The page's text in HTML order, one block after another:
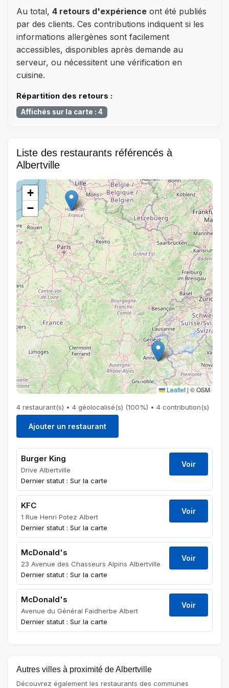
Au total, 4 retours d'expérience ont été publiés
par des clients. Ces contributions indiquent si les
informations allergènes sont facilement
accessibles, disponibles après demande au
serveur, ou nécessitent une vérification en
cuisine.
Répartition des retours :
Affichés sur la carte : 4
Liste des restaurants référencés à
Albertville
+
−
Leaflet | © OSM
4 restaurant(s) • 4 géolocalisé(s) (100%) • 4 contribution(s)
Ajouter un restaurant
Burger King
Drive Albertville
Dernier statut : Sur la carte
Voir
KFC
1 Rue Henri Potez Albert
Dernier statut : Sur la carte
Voir
McDonald's
23 Avenue des Chasseurs Alpins Albertville
Dernier statut : Sur la carte
Voir
McDonald's
Avenue du Général Faidherbe Albert
Dernier statut : Sur la carte
Voir
Autres villes à proximité de Albertville
Découvrez également les restaurants des communes